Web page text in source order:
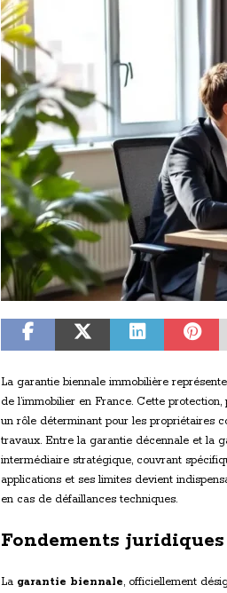
La garantie biennale immobilière
de l’immobilier en France. Cette
un rôle déterminant pour les propriétaires
travaux. Entre la garantie décennale et la
intermédiaire stratégique, couvrant
applications et ses limites devient
en cas de défaillances techniques.
Fondements
La garantie biennale, officiellement